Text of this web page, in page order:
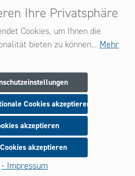
zu unserem Newsletter an
neue Produkte und Angebote
informiert.
Anmeldung
Ihre Privatsphäre
Cookies, um Ihnen die
bieten zu können... Mehr
Cookies akzeptieren
akzeptieren
akzeptieren
- Impressum